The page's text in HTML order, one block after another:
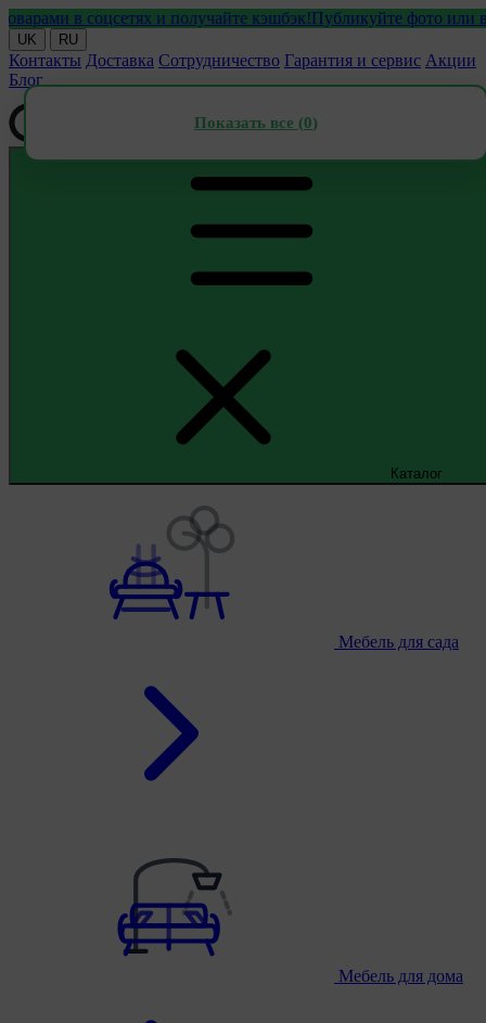
в соцсетях и получайте кэшбэк!Публикуйте фото или видео
UK RU
Контакты Доставка Сотрудничество Гарантия и сервис Акции
Блог
Каталог
Мебель для сада
Мебель для дома
Показать все (0)